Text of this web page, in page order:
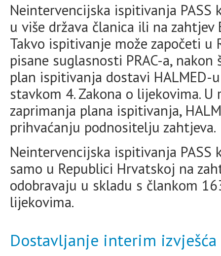
Neintervencijska ispitivanja
u više država članica ili na zahtjev
Takvo ispitivanje može započeti
pisane suglasnosti PRAC-a,
plan ispitivanja dostavi HALMED-
stavkom 4. Zakona o lijekovima.
zaprimanja plana ispitivanja,
prihvaćanju podnositelju zahtjeva.
Neintervencijska ispitivanja
samo u Republici Hrvatskoj na
odobravaju u skladu s člankom
lijekovima.
Dostavljanje interim izvješća